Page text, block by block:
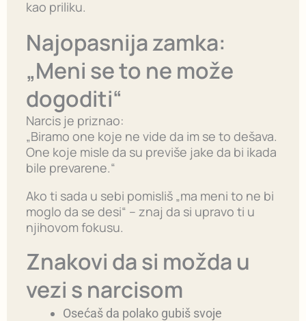
kao priliku.
Najopasnija zamka:
„Meni se to ne može
dogoditi“
Narcis je priznao:
„Biramo one koje ne vide da im se to dešava.
One koje misle da su previše jake da bi ikada
bile prevarene.“
Ako ti sada u sebi pomisliš „ma meni to ne bi
moglo da se desi“ – znaj da si upravo ti u
njihovom fokusu.
Znakovi da si možda u
vezi s narcisom
Osećaš da polako gubiš svoje